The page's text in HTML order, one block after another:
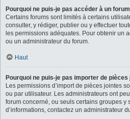
Pourquoi ne puis-je pas accéder à un
Certains forums sont limités à certains
consulter, y rédiger, publier ou y effectuer
les permissions adéquates. Pour obtenir un
ou un administrateur du forum.
Haut
Pourquoi ne puis-je pas importer de pièces
Les permissions d’import de pièces jointes
ou par utilisateur. Les administrateurs ont
forum concerné, ou seuls certains groupes y
d’informations, contactez un administrateur